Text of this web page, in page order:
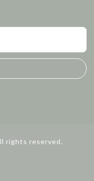
rights reserved.